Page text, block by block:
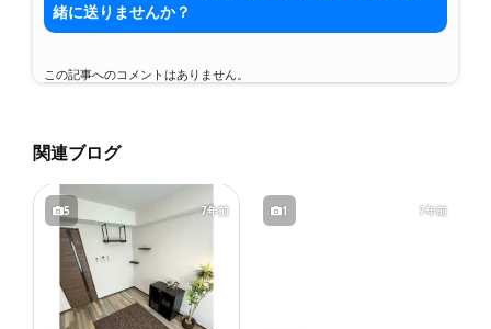
緒に送りませんか？
この記事へのコメントはありません。
関連ブログ
5 7年前 1 7年前